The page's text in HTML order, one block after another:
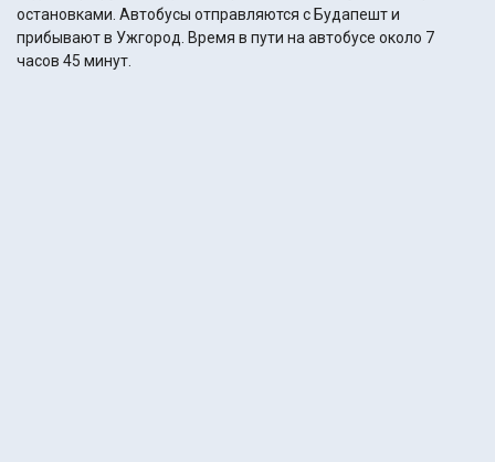
остановками. Автобусы отправляются с Будапешт и
прибывают в Ужгород. Время в пути на автобусе около 7
часов 45 минут.